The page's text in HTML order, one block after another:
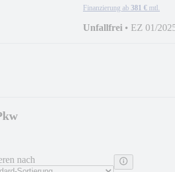
Finanzierung ab 381 € mtl.
Unfallfrei • EZ 01/
nach